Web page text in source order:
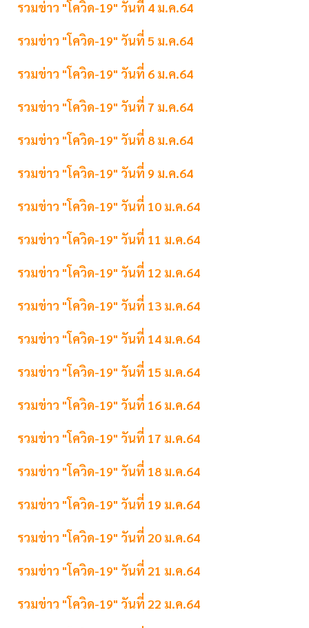
รวมข่าว "โควิด-19" วันที่ 4 ม.ค.64
รวมข่าว "โควิด-19" วันที่ 5 ม.ค.64
รวมข่าว "โควิด-19" วันที่ 6 ม.ค.64
รวมข่าว "โควิด-19" วันที่ 7 ม.ค.64
รวมข่าว "โควิด-19" วันที่ 8 ม.ค.64
รวมข่าว "โควิด-19" วันที่ 9 ม.ค.64
รวมข่าว "โควิด-19" วันที่ 10 ม.ค.64
รวมข่าว "โควิด-19" วันที่ 11 ม.ค.64
รวมข่าว "โควิด-19" วันที่ 12 ม.ค.64
รวมข่าว "โควิด-19" วันที่ 13 ม.ค.64
รวมข่าว "โควิด-19" วันที่ 14 ม.ค.64
รวมข่าว "โควิด-19" วันที่ 15 ม.ค.64
รวมข่าว "โควิด-19" วันที่ 16 ม.ค.64
รวมข่าว "โควิด-19" วันที่ 17 ม.ค.64
รวมข่าว "โควิด-19" วันที่ 18 ม.ค.64
รวมข่าว "โควิด-19" วันที่ 19 ม.ค.64
รวมข่าว "โควิด-19" วันที่ 20 ม.ค.64
รวมข่าว "โควิด-19" วันที่ 21 ม.ค.64
รวมข่าว "โควิด-19" วันที่ 22 ม.ค.64